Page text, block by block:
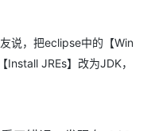
说，把eclipse中的【Win
JREs】改为JDK，